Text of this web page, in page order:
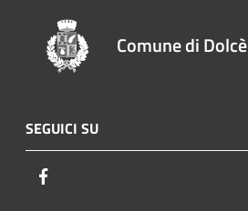
Comune di Dolcè
SEGUICI SU